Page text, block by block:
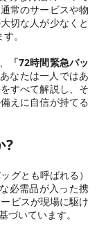
常のサービスや物
切な人が少なくと
。
「72時間緊急バッ
あなたは一人ではあ
すべて解説し、そ
えに自信が持てる
?
グとも呼ばれる）
必需品が入った携
ビスが現場に駆け
いています。